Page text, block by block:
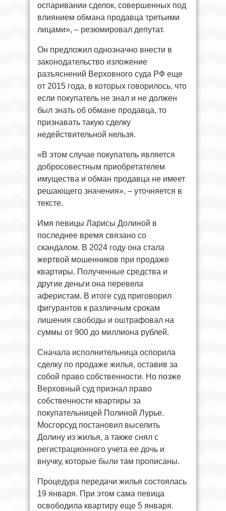
оспаривании сделок, совершенных под
влиянием обмана продавца третьими
лицами», – резюмировал депутат.
Он предложил однозначно внести в
законодательство изложение
разъяснений Верховного суда РФ еще
от 2015 года, в которых говорилось, что
если покупатель не знал и не должен
был знать об обмане продавца, то
признавать такую сделку
недействительной нельзя.
«В этом случае покупатель является
добросовестным приобретателем
имущества и обман продавца не имеет
решающего значения», – уточняется в
тексте.
Имя певицы Ларисы Долиной в
последнее время связано со
скандалом. В 2024 году она стала
жертвой мошенников при продаже
квартиры. Полученные средства и
другие деньги она перевела
аферистам. В итоге суд приговорил
фигурантов к различным срокам
лишения свободы и оштрафовал на
суммы от 900 до миллиона рублей.
Сначала исполнительница оспорила
сделку по продаже жилья, оставив за
собой право собственности. Но позже
Верховный суд признал право
собственности квартиры за
покупательницей Полиной Лурье.
Мосгорсуд постановил выселить
Долину из жилья, а также снял с
регистрационного учета ее дочь и
внучку, которые были там прописаны.
Процедура передачи жилья состоялась
19 января. При этом сама певица
освободила квартиру еще 5 января.